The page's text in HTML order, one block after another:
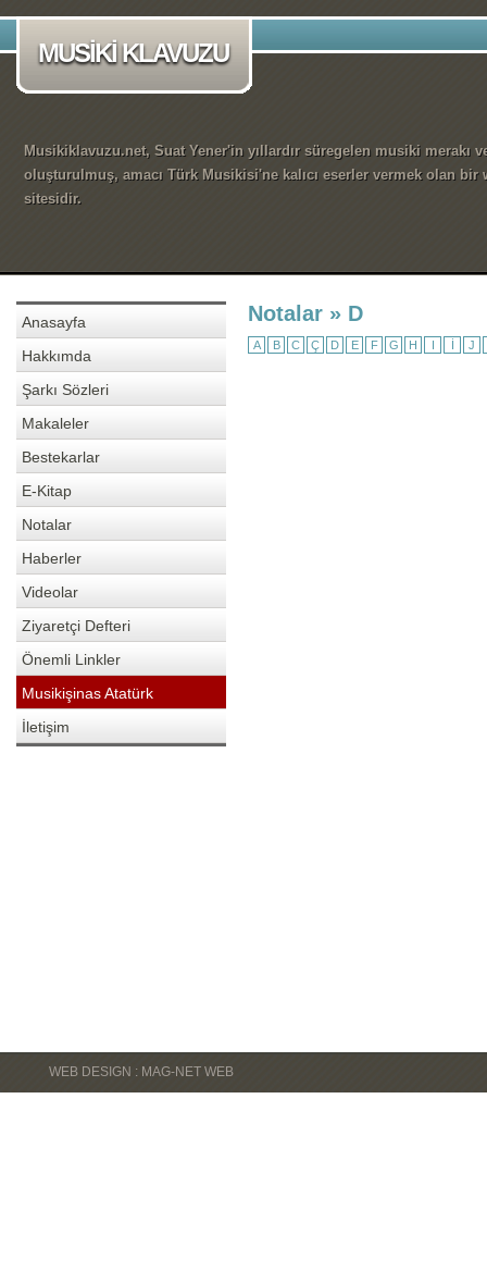
MUSİKİ KLAVUZU
Musikiklavuzu.net, Suat Yener'in yıllardır süregelen musiki merakı
oluşturulmuş, amacı Türk Musikisi'ne kalıcı eserler vermek olan bir
sitesidir.
Anasayfa
Hakkımda
Şarkı Sözleri
Makaleler
Bestekarlar
E-Kitap
Notalar
Haberler
Videolar
Ziyaretçi Defteri
Önemli Linkler
Musikişinas Atatürk
İletişim
Notalar » D
A B C Ç D E F G H I İ J
WEB DESIGN : MAG-NET WEB